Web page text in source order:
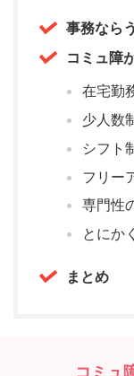
事務なら
コミュ障
在宅勤
少人数
シフト
フリー
専門性
とにか
まとめ
コミュ